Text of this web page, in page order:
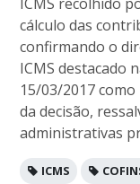
cálculo das
confirmando o
ICMS destacado
15/03/2017
da decisão,
administrativas
ICMS